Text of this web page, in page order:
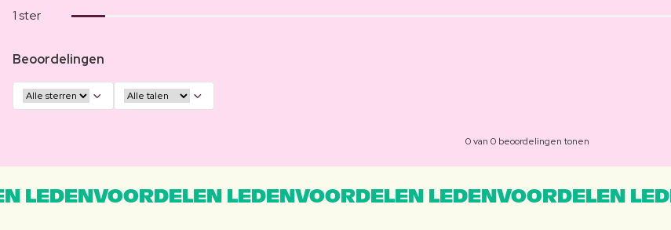
1 ster
Beoordelingen
0 van 0 beoordelingen tonen
LEDENVOORDELEN LEDENVOORDELEN LEDENVOORDELEN